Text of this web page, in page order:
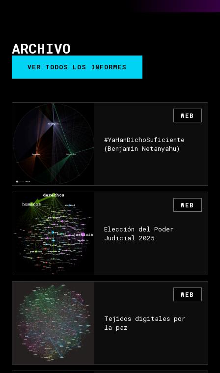
ARCHIVO
VER TODOS LOS INFORMES
#YaHanDichoSuficiente
(Benjamin Netanyahu)
WEB
Elección del Poder
Judicial 2025
WEB
Tejidos digitales por
la paz
WEB